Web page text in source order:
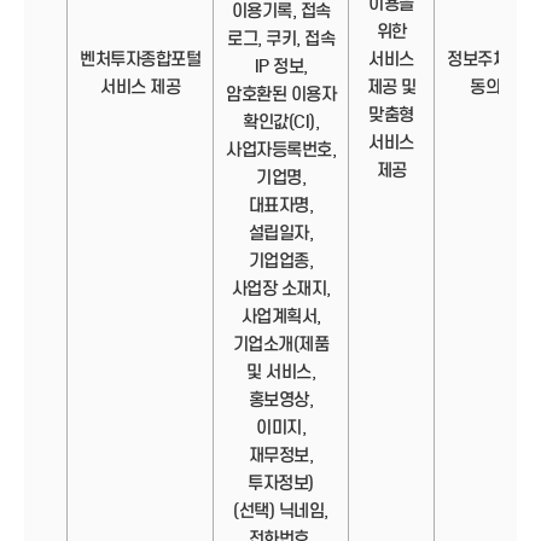
벤처투자종합포털
서비스 제공
위한
서비스
제공 및
맞춤형
서비스
제공
정보주체의
동의
이용기록, 접속
로그, 쿠키, 접속
IP 정보,
암호환된 이용자
확인값(CI),
사업자등록번호,
기업명,
대표자명,
설립일자,
기업업종,
사업장 소재지,
사업계획서,
기업소개(제품
및 서비스,
홍보영상,
이미지,
재무정보,
투자정보)
(선택) 닉네임,